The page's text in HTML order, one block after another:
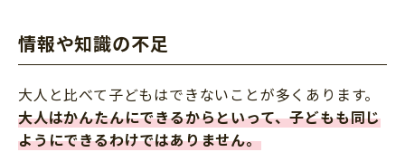
情報や知識の不足
大人と比べて子どもはできないことが多くあります。
大人はかんたんにできるからといって、子どもも同じ
ようにできるわけではありません。